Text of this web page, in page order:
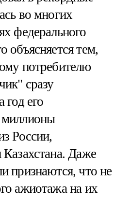
во многих
федерального
объясняется тем,
потребителю
сразу
год его
миллионы
России,
Даже
признаются, что не
ажиотажа на их